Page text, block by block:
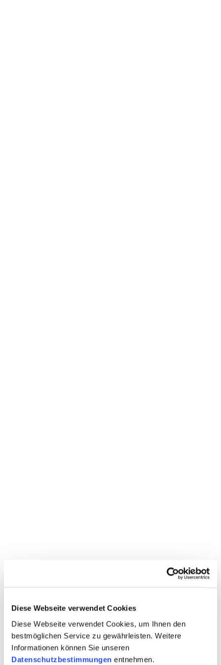
Diese Webseite verwendet Cookies
Diese Webseite verwendet Cookies, um Ihnen den
bestmöglichen Service zu gewährleisten. Weitere
Informationen können Sie unseren
Datenschutzbestimmungen entnehmen.